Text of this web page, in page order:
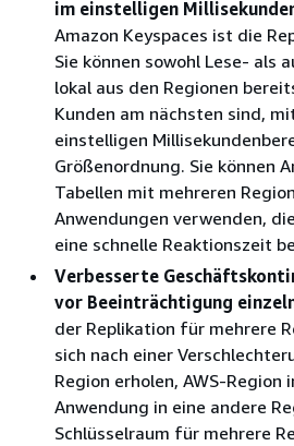
im einstelligen
Amazon Keyspaces ist die
Sie können sowohl Lese- als
lokal aus den Regionen
Kunden am nächsten sind,
einstelligen
Größenordnung. Sie können
Tabellen mit mehreren
Anwendungen verwenden,
eine schnelle Reaktionszeit
Verbesserte
vor Beeinträchtigung
der Replikation für mehrere
sich nach einer
Region erholen, AWS-Region
Anwendung in eine andere
Schlüsselraum für mehrere